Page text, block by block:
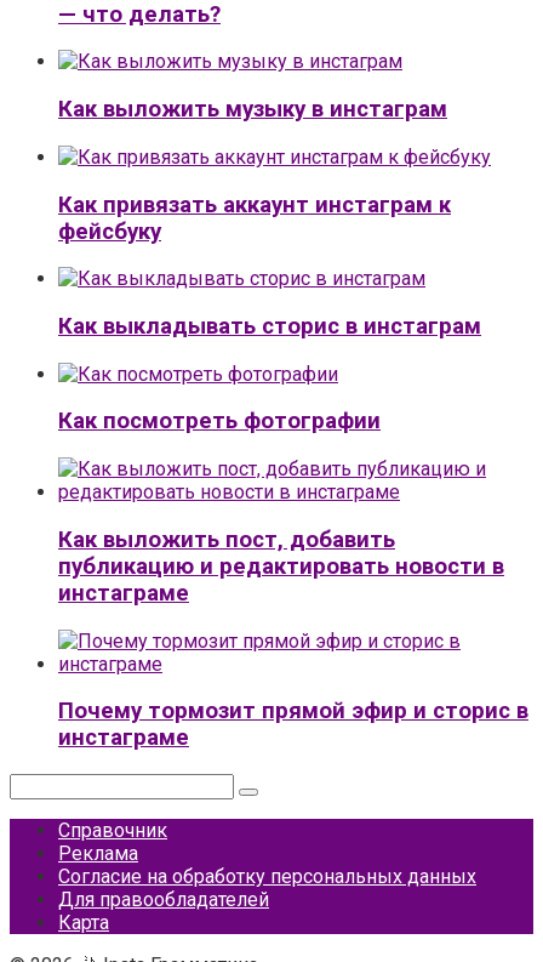
— что делать?
Как выложить музыку в инстаграм
Как привязать аккаунт инстаграм к
фейсбуку
Как выкладывать сторис в инстаграм
Как посмотреть фотографии
Как выложить пост, добавить
публикацию и редактировать новости в
инстаграме
Почему тормозит прямой эфир и сторис в
инстаграме
Справочник
Реклама
Согласие на обработку персональных данных
Для правообладателей
Карта